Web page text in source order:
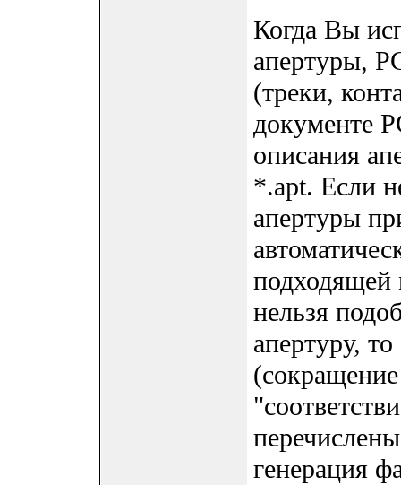
Когда Вы
апертуры,
(треки,
документе
описания
*.apt. Если
апертуры
подходящей
нельзя
апертуру,
генерация